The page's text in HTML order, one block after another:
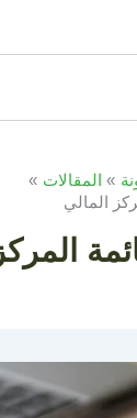
المقالات
المالي